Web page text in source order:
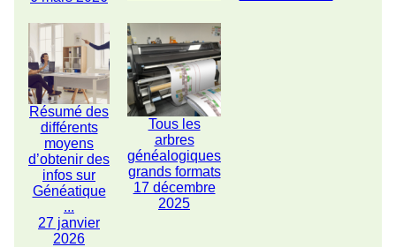
Résumé des
différents
moyens
d’obtenir des
infos sur
Généatique
...
27 janvier
2026
Tous les
arbres
généalogiques
grands formats
17 décembre
2025